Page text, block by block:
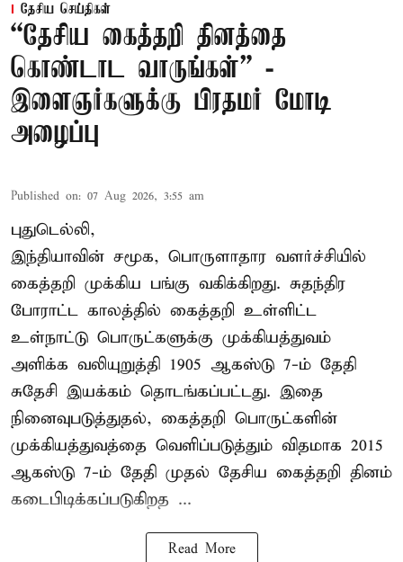
தேசிய செய்திகள்
“தேசிய கைத்தறி தினத்தை
கொண்டாட வாருங்கள்” -
இளைஞர்களுக்கு பிரதமர் மோடி
அழைப்பு
Published on: 07 Aug 2026, 3:55 am
புதுடெல்லி,
இந்தியாவின் சமூக, பொருளாதார வளர்ச்சியில்
கைத்தறி முக்கிய பங்கு வகிக்கிறது. சுதந்திர
போராட்ட காலத்தில் கைத்தறி உள்ளிட்ட
உள்நாட்டு பொருட்களுக்கு முக்கியத்துவம்
அளிக்க வலியுறுத்தி 1905 ஆகஸ்டு 7-ம் தேதி
சுதேசி இயக்கம் தொடங்கப்பட்டது. இதை
நினைவுபடுத்துதல், கைத்தறி பொருட்களின்
முக்கியத்துவத்தை வெளிப்படுத்தும் விதமாக 2015
ஆகஸ்டு 7-ம் தேதி முதல் தேசிய கைத்தறி தினம்
கடைபிடிக்கப்படுகிறத ...
Read More